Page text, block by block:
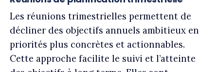
Les réunions trimestrielles permettent de
décliner des objectifs annuels ambitieux en
priorités plus concrètes et actionnables.
Cette approche facilite le suivi et l’atteinte